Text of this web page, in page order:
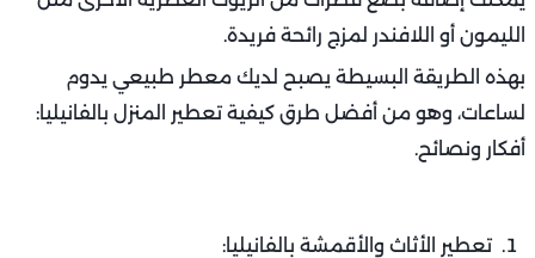
الليمون أو اللافندر لمزج رائحة فريدة.
بهذه الطريقة البسيطة يصبح لديك معطر طبيعي يدوم
لساعات، وهو من أفضل طرق كيفية تعطير المنزل بالفانيليا:
أفكار ونصائح.
تعطير الأثاث والأقمشة بالفانيليا: